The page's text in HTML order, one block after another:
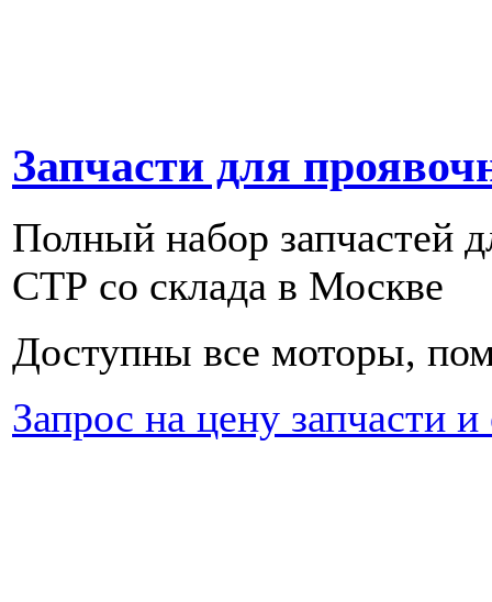
Запчасти для
Полный набор запчастей
СТР со склада в Москве
Доступны все моторы,
Запрос на цену запчасти